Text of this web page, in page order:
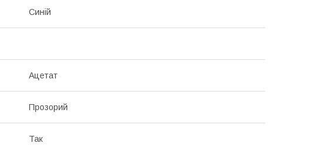
Синій
Ацетат
Прозорий
Так